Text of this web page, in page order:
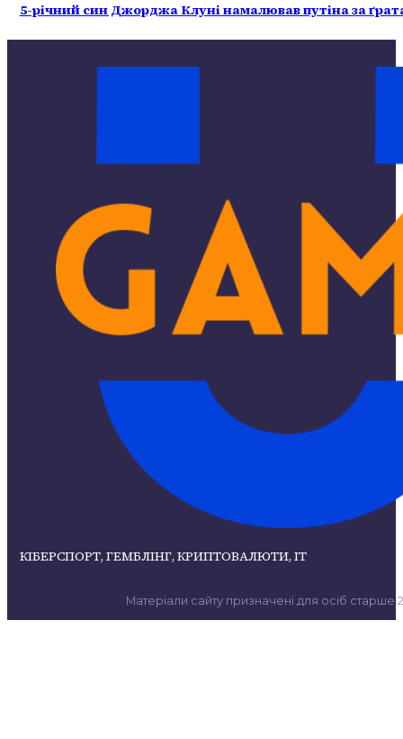
5-річний син Джорджа Клуні намалював путіна за
КІБЕРСПОРТ, ГЕМБЛІНГ, КРИПТОВАЛЮТИ, ІТ
Матеріали сайту призначені для осіб старше